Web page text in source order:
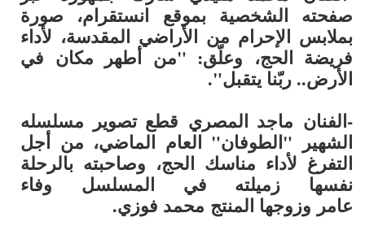
صفحته الشخصية بموقع انستقرام، صورة
بملابس الإحرام من الأراضي المقدسة، لأداء
فريضة الحج، وعلّق: "من أطهر مكان في
الأرض.. ربّنا يتقبل".
-الفنان ماجد المصريقطع تصوير مسلسله
الشهير "الطوفان" العام الماضي، من أجل
التفرغ لأداء مناسك الحج، وصاحبته بالرحلة
نفسها زميلته في المسلسل وفاء
عامروزوجها المنتجمحمد فوزي.